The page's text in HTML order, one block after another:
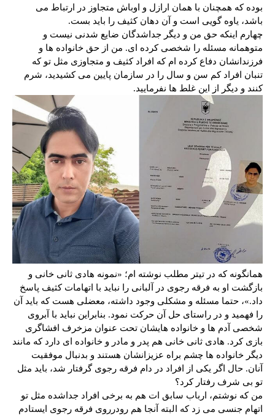
بوده که همچنان با همان ارازل و اوباش متجاوز در ارتباط می
باشد، یاوه گویی است و آن دهان کثیف را باید بست.
چهارم اینکه حق من و دیگر جداشدگان ضایع شدنی نیست و
متوهمانه مسئله را شخصی کرده ای. من از حق خانواده ها و
فرزندانشان دفاع کرده ام که افراد کثیف و متجاوزی مثل تو که
تنبان افراد کم سن و سال را در سازمان پایین می کشیدید، شرم
کنند و دیگر از این غلط ها نفرمایید.
همانگونه که در تیتر مطلب نوشته ام؛ «نمونه هادی ثانی خانی و
بازگشت او به فرقه رجوی در آلبانی را نباید با اتهامات کثیف پاسخ
داد.»، حتما مسئله و مشکلی وجود داشته، معضلی هست که باید آن
را فهمید و در راستای حل آن حرکت نمود. بنابراین نباید با آبروی
شخصی آدم ها و خانواده هایشان تحت عنوان مزخرف افشاگری
بازی کرد. هادی ثانی خانی هم پدر و مادر و خانواده ای دارد که مانند
دیگر خانواده ها چشم براه عزیزانشان هستند و بدنبال موفقیت
آنان. حال اگر یکی از افراد در دام فرقه رجوی گرفتار شد، باید مثل
تو بی شرف رفتار کرد؟
من که نوشتم، ارباب سابق ات هم به برخی افراد جداشده مثل تو
اتهام جنسی می زد که البته آنجا هم رودرروی فرقه رجوی ایستادم